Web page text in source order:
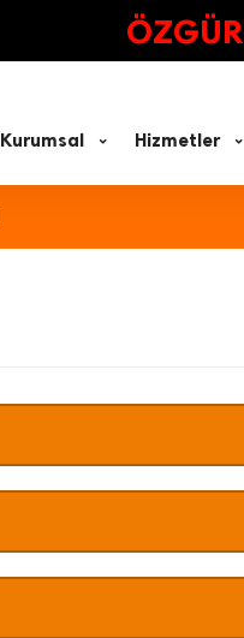
ÖZGÜR
Kurumsal Hizmetler